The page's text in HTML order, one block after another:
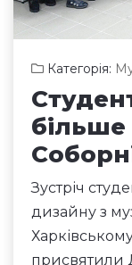
Категорія:
більше
Зустріч
дизайну з
присвятили